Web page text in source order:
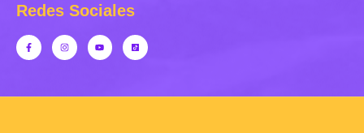
Redes Sociales